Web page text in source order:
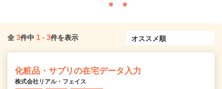
全 3件中 1 - 3件を表示
化粧品・サプリの在宅データ入力
株式会社リアル・フェイス